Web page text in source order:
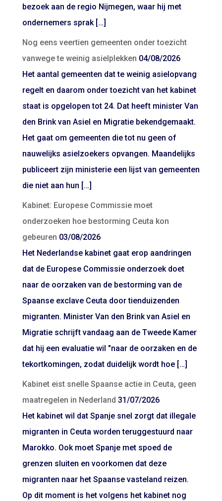
bezoek aan de regio Nijmegen, waar hij met
ondernemers sprak […]
Nog eens veertien gemeenten onder toezicht
vanwege te weinig asielplekken 04/08/2026
Het aantal gemeenten dat te weinig asielopvang
regelt en daarom onder toezicht van het kabinet
staat is opgelopen tot 24. Dat heeft minister Van
den Brink van Asiel en Migratie bekendgemaakt.
Het gaat om gemeenten die tot nu geen of
nauwelijks asielzoekers opvangen. Maandelijks
publiceert zijn ministerie een lijst van gemeenten
die niet aan hun […]
Kabinet: Europese Commissie moet
onderzoeken hoe bestorming Ceuta kon
gebeuren 03/08/2026
Het Nederlandse kabinet gaat erop aandringen
dat de Europese Commissie onderzoek doet
naar de oorzaken van de bestorming van de
Spaanse exclave Ceuta door tienduizenden
migranten. Minister Van den Brink van Asiel en
Migratie schrijft vandaag aan de Tweede Kamer
dat hij een evaluatie wil "naar de oorzaken en de
tekortkomingen, zodat duidelijk wordt hoe […]
Kabinet eist snelle Spaanse actie in Ceuta, geen
maatregelen in Nederland 31/07/2026
Het kabinet wil dat Spanje snel zorgt dat illegale
migranten in Ceuta worden teruggestuurd naar
Marokko. Ook moet Spanje met spoed de
grenzen sluiten en voorkomen dat deze
migranten naar het Spaanse vasteland reizen.
Op dit moment is het volgens het kabinet nog